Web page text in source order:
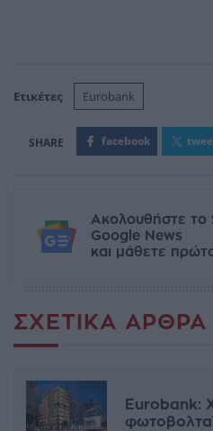
Ετικέτες Eurobank
facebook
Ακολουθήστε το
Google News
και μάθετε
ΣΧΕΤΙΚΆ ΆΡΘΡΑ
Eurobank: